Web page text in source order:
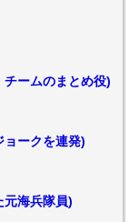
ームのまとめ役)
ョークを連発)
元海兵隊員)